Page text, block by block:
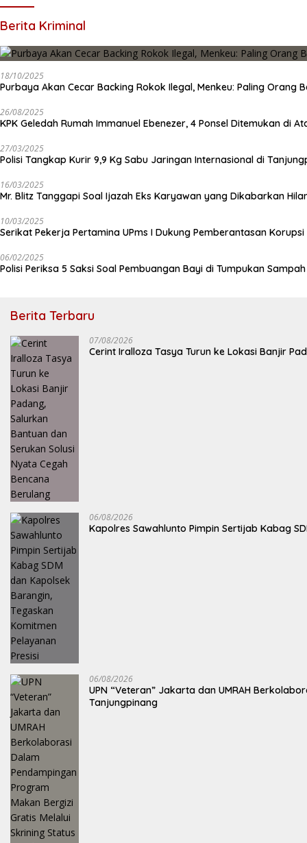
Berita Kriminal
18/10/2025
Purbaya Akan Cecar Backing Rokok Ilegal, Menkeu: Paling Orang
26/08/2025
KPK Geledah Rumah Immanuel Ebenezer, 4 Ponsel Ditemukan di
27/03/2025
Polisi Tangkap Kurir 9,9 Kg Sabu Jaringan Internasional di
16/03/2025
Mr. Blitz Tanggapi Soal Ijazah Eks Karyawan yang Dikabarkan
10/03/2025
Serikat Pekerja Pertamina UPms I Dukung Pemberantasan
06/02/2025
Polisi Periksa 5 Saksi Soal Pembuangan Bayi di Tumpukan
Berita Terbaru
07/08/2026
Cerint Iralloza Tasya Turun ke Lokasi Banjir
06/08/2026
Kapolres Sawahlunto Pimpin Sertijab Kabag
06/08/2026
UPN “Veteran” Jakarta dan UMRAH
Tanjungpinang